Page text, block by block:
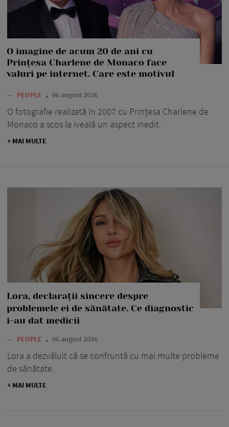
O imagine de acum 20 de ani cu
Prințesa Charlene de Monaco face
valuri pe internet. Care este motivul
— PEOPLE 06 august 2026
O fotografie realizată în 2007 cu Prințesa Charlene de
Monaco a scos la iveală un aspect inedit.
+ MAI MULTE
Lora, declarații sincere despre
problemele ei de sănătate. Ce diagnostic
i-au dat medicii
— PEOPLE 06 august 2026
Lora a dezvăluit că se confruntă cu mai multe probleme
de sănătate.
+ MAI MULTE